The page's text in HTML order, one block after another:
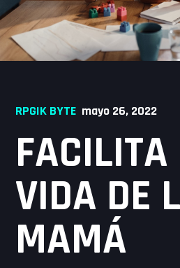
RPGIK BYTE mayo 26, 2022
VIDA DE
MAMÁ